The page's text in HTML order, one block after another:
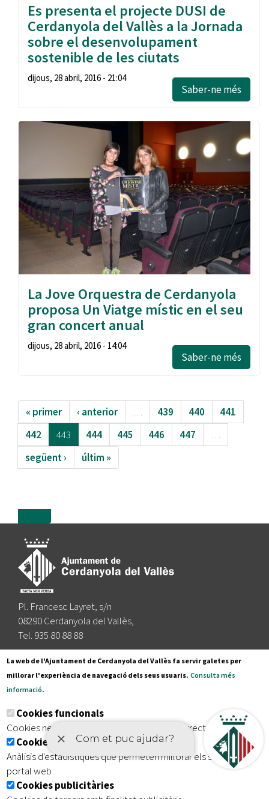
Es presenta el projecte DUSI de
Cerdanyola del Vallès a la Jornada
sobre el desenvolupament
sostenible de les ciutats
dijous, 28 abril, 2016 - 21:04
Saber-ne més
La Jove Orquestra de Cerdanyola
proposa Un Viatge místic en el seu
gran concert anual
dijous, 28 abril, 2016 - 14:04
Saber-ne més
« primer ‹ anterior … 439 440
441
442
443 444 445 446 447
…
següent ›
últim »
Pl. Francesc Layret, s/n
08290 Cerdanyola del Vallès,
Tel. 935 80 88 88
Segueix-nos a:
Subscriu-te al nostre butlletí
Inici | | Protecció de dades Mapa del lloc
| Accessibilitat
La web de l'Ajuntament de Cerdanyola del Vallès fa servir galetes per
millorar l'experiència de navegació dels seus usuaris. Consulta més
informació.
Cookies funcionals
Cookies necessaries per el funcionament correcte de la web
Cookies analítiques
Anàlisis d'estadístiques que permeten millorar els serveis del
portal web
Cookies publicitàries